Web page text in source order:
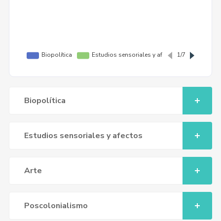
Biopolítica
Estudios sensoriales y afectos
Arte
Poscolonialismo